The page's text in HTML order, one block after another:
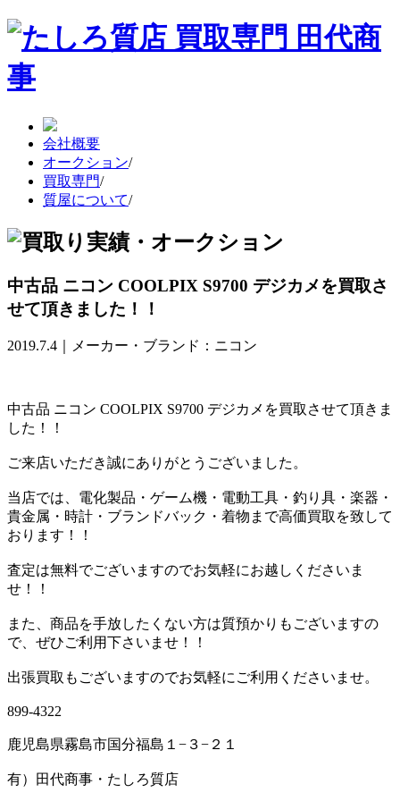
会社概要
オークション/
買取専門/
質屋について/
中古品 ニコン COOLPIX S9700 デジカメを買取さ
せて頂きました！！
2019.7.4｜メーカー・ブランド：ニコン
中古品 ニコン COOLPIX S9700 デジカメを買取させて頂きま
した！！
ご来店いただき誠にありがとうございました。
当店では、電化製品・ゲーム機・電動工具・釣り具・楽器・
貴金属・時計・ブランドバック・着物まで高価買取を致して
おります！！
査定は無料でございますのでお気軽にお越しくださいま
せ！！
また、商品を手放したくない方は質預かりもございますの
で、ぜひご利用下さいませ！！
出張買取もございますのでお気軽にご利用くださいませ。
899-4322
鹿児島県霧島市国分福島１−３−２１
有）田代商事・たしろ質店